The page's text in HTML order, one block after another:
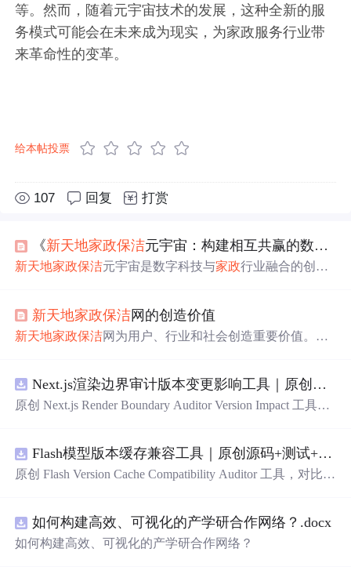
等。然而，随着元宇宙技术的发展，这种全新的服
务模式可能会在未来成为现实，为家政服务行业带
来革命性的变革。
给本帖投票
107 回复 打赏
《新天地家政保洁元宇宙：构建相互共赢的数字化
新天地家政保洁元宇宙是数字科技与家政行业融合的创新
行业数字化转型，提升效率和智能化水平，为行业和数字
经济发展带来变革。
新天地家政保洁网的创造价值
新天地家政保洁网为用户、行业和社会创造重要价值。它
业发展，通过数据驱动为企业提供市场洞察。
Next.js渲染边界审计版本变更影响工具｜原创源码+测试+离线报告
原创 Next.js Render Boundary Auditor Version Impact 工具，
入约定、规则参数、结果结构和风险项，识别变更影响。
压缩包包含完整源码、3 项自动化测试、可复现合成示
原创与授权声明。运行时零第三方依赖，不包含热点产品
或开源项目源码、Logo、官方截图、论文、生产日志或其
他受限素材。
Flash模型版本缓存兼容工具｜原创源码+测试+离线报告
原创 Flash Version Cache Compatibility Auditor 工具，对比两
复现合成示例、离线 HTML/JSON/SVG 报告、1080×720
真实运行效果图、README、运行说明、功能清单、MIT
如何构建高效、可视化的产学研合作网络？.docx
如何构建高效、可视化的产学研合作网络？